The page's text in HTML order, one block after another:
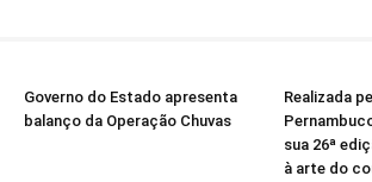
Governo do Estado apresenta
balanço da Operação Chuvas
Realizada
sua 26ª
à arte do